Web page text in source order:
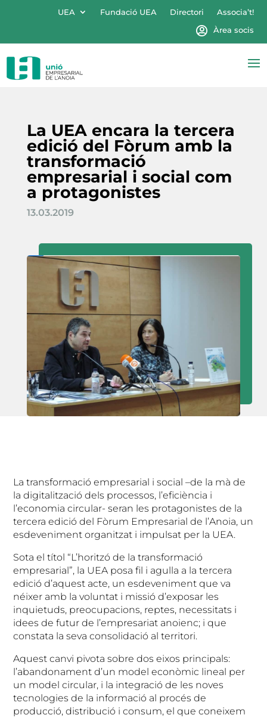
UEA Fundació UEA Directori
Associa’t!
Àrea socis
La UEA encara la tercera
edició del Fòrum amb la
transformació
empresarial i social com
a protagonistes
13.03.2019
La transformació empresarial i social –de la mà de
la digitalització dels processos, l’eficiència i
l’economia circular- seran les protagonistes de la
tercera edició del Fòrum Empresarial de l’Anoia, un
esdeveniment organitzat i impulsat per la UEA.
Sota el títol “L’horitzó de la transformació
empresarial”, la UEA posa fil i agulla a la tercera
edició d’aquest acte, un esdeveniment que va
néixer amb la voluntat i missió d’exposar les
inquietuds, preocupacions, reptes, necessitats i
idees de futur de l’empresariat anoienc; i que
constata la seva consolidació al territori.
Aquest canvi pivota sobre dos eixos principals:
l’abandonament d’un model econòmic lineal per
un model circular, i la integració de les noves
tecnologies de la informació al procés de
producció, distribució i consum, el que coneixem